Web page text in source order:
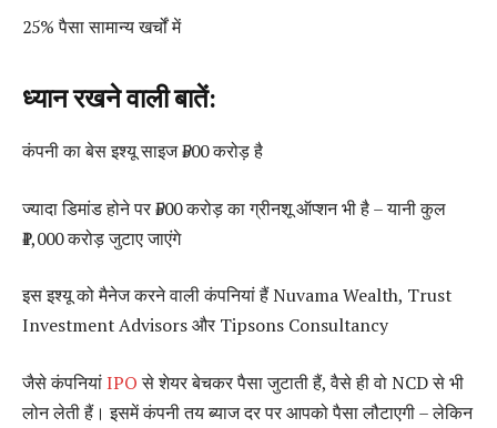
25% पैसा सामान्य खर्चों में
ध्यान रखने वाली बातें:
कंपनी का बेस इश्यू साइज ₹500 करोड़ है
ज्यादा डिमांड होने पर ₹500 करोड़ का ग्रीनशू ऑप्शन भी है – यानी कुल
₹1,000 करोड़ जुटाए जाएंगे
इस इश्यू को मैनेज करने वाली कंपनियां हैं Nuvama Wealth, Trust
Investment Advisors और Tipsons Consultancy
जैसे कंपनियांIPOसे शेयर बेचकर पैसा जुटाती हैं, वैसे ही वो NCD से भी
लोन लेती हैं। इसमें कंपनी तय ब्याज दर पर आपको पैसा लौटाएगी – लेकिन